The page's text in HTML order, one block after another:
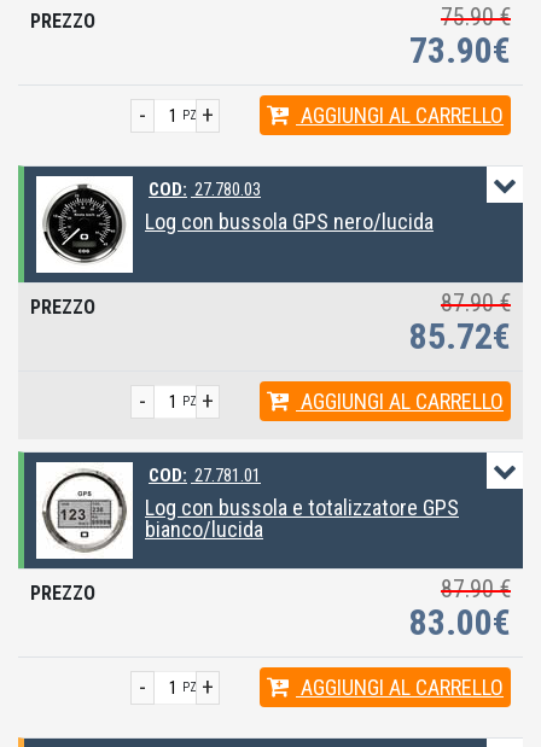
75.90 €
73.90€
+
- PZ AGGIUNGI AL CARRELLO
COD: 27.780.03
Log con bussola GPS nero/lucida
87.90 €
85.72€
+
- PZ AGGIUNGI AL CARRELLO
COD: 27.781.01
Log con bussola e totalizzatore GPS
bianco/lucida
87.90 €
83.00€
+
- PZ AGGIUNGI AL CARRELLO